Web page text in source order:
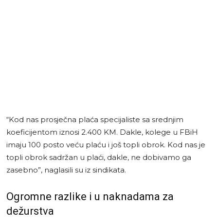
“Kod nas prosječna plaća specijaliste sa srednjim
koeficijentom iznosi 2.400 KM. Dakle, kolege u FBiH
imaju 100 posto veću plaću i još topli obrok. Kod nas je
topli obrok sadržan u plaći, dakle, ne dobivamo ga
zasebno”, naglasili su iz sindikata.
Ogromne razlike i u naknadama za
dežurstva